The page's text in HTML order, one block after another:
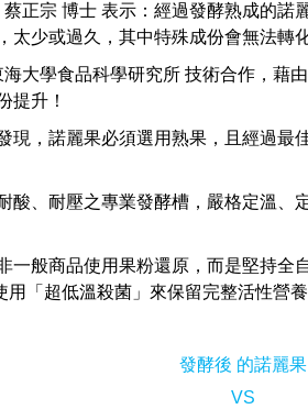
宗 博士 表示：經過發酵熟成的諾
太少或過久，其中特殊成份會無法轉
大學食品科學研究所 技術合作，藉
提升！
現，諾麗果必須選用熟果，且經過最
酸、耐壓之專業發酵槽，嚴格定溫
一般商品使用果粉還原，而是堅持全
「超低溫殺菌」來保留完整活性營
發酵後 的諾麗果
VS